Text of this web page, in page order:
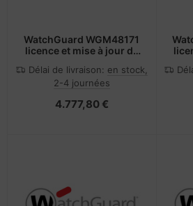
WatchGuard WGM48171
licence et mise à jour de
année(s)
Délai de livraison: en stock,
2-4 journées
4.777,80 €